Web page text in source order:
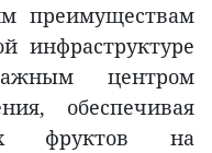
преимуществам
инфраструктуре
центром
обеспечивая
фруктов на